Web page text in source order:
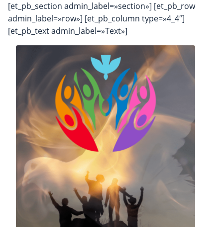
[et_pb_section admin_label=»section»] [et_pb_row
admin_label=»row»] [et_pb_column type=»4_4″]
[et_pb_text admin_label=»Text»]